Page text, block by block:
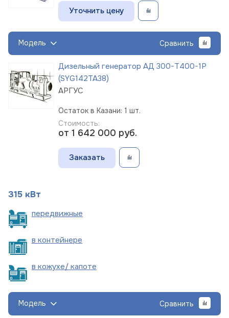
Уточнить цену
Модель Сравнить
Дизельный генератор АД 300-Т400-1Р
(SYG142TA38)
АРГУС
Остаток в Казани: 1 шт.
Стоимость:
от 1 642 000 руб.
Заказать
315 кВт
передвижные
в контейнере
в кожухе/ капоте
Модель Сравнить